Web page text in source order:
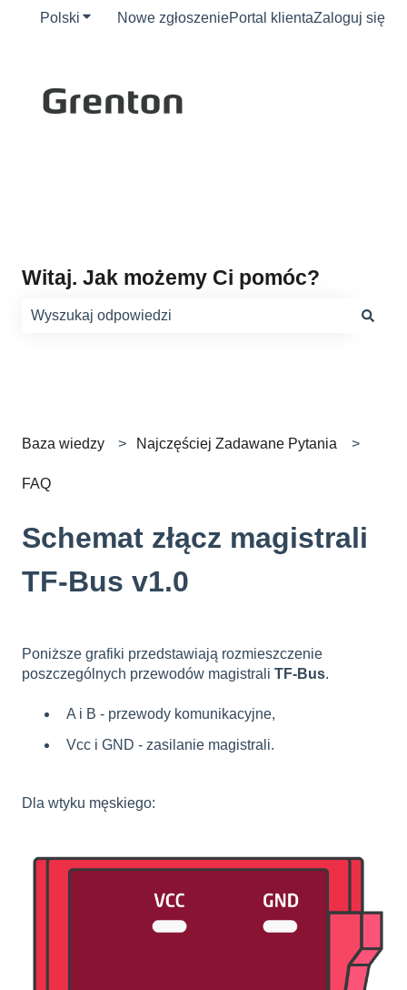
Polski Pokaż podmenu do tłumaczenia
Nowe zgłoszeniePortal klientaZaloguj się
Witaj. Jak możemy Ci pomóc?
Baza wiedzy Najczęściej Zadawane Pytania
FAQ
Schemat złącz magistrali
TF-Bus v1.0
Poniższe grafiki przedstawiają rozmieszczenie
poszczególnych przewodów magistrali TF-Bus.
A i B - przewody komunikacyjne,
Vcc i GND - zasilanie magistrali.
Dla wtyku męskiego: